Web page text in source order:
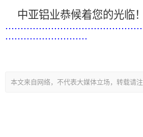
中亚铝业恭候着您的光临！
...........................
本文来自网络，不代表大媒体立场，转载请注